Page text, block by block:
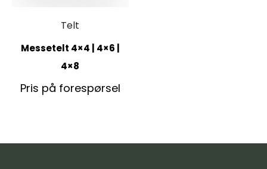
Telt
Messetelt 4×4 | 4×6 |
4×8
Pris på forespørsel